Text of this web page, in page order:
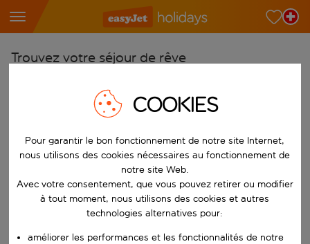
Trouvez votre séjour de rêve
Choisissez votre aéroport
Choisissez votre destination
Vers
Choisissez vos dates
Quand
COOKIES
Pour garantir le bon fonctionnement de notre site Internet,
nous utilisons des cookies nécessaires au fonctionnement de
notre site Web.
Avec votre consentement, que vous pouvez retirer ou modifier
à tout moment, nous utilisons des cookies et autres
technologies alternatives pour:
améliorer les performances et les fonctionnalités de notre